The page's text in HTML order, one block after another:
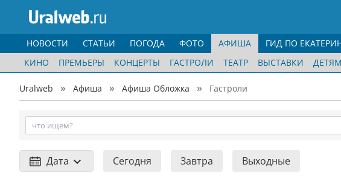
НОВОСТИ СТАТЬИ ПОГОДА ФОТО
АФИША
КИНО
ПРЕМЬЕРЫ КОНЦЕРТЫ ГАСТРОЛИ ТЕАТР ВЫСТАВКИ ДЕТЯМ
ГИД ПО
Uralweb Афиша Афиша Обложка Гастроли
Дата Сегодня Завтра Выходные